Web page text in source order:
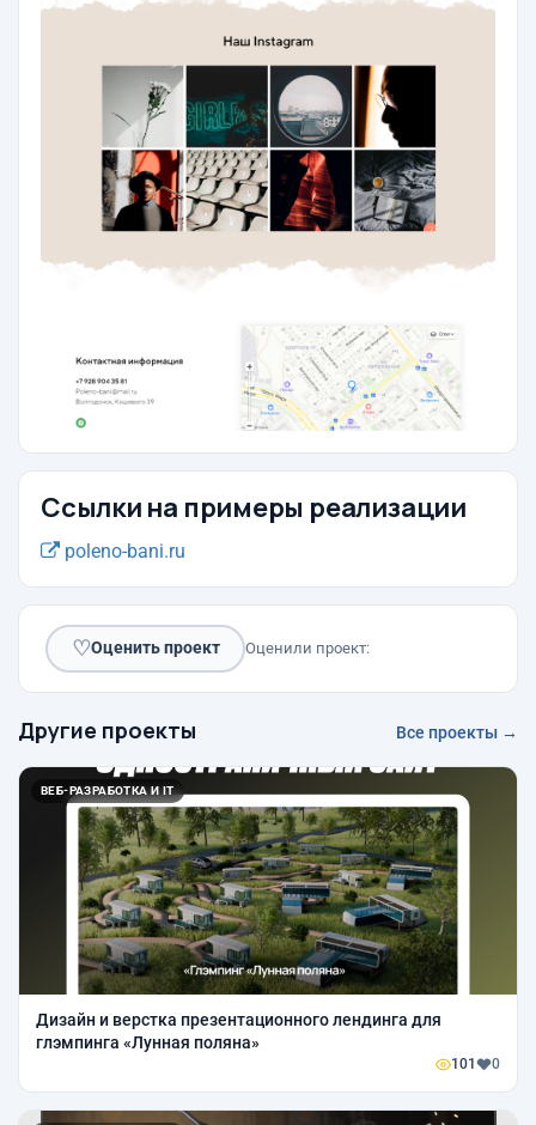
Ссылки на примеры реализации
poleno-bani.ru
♡Оценить проект Оценили проект:
Другие проекты Все проекты →
ВЕБ-РАЗРАБОТКА И IT
Дизайн и верстка презентационного лендинга для
глэмпинга «Лунная поляна»
101 0